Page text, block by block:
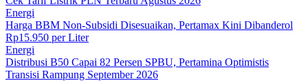
Energi
Harga BBM Non-Subsidi Disesuaikan, Pertamax Kini Dibanderol
Rp15.950 per Liter
Energi
Distribusi B50 Capai 82 Persen SPBU, Pertamina Optimistis
Transisi Rampung September 2026